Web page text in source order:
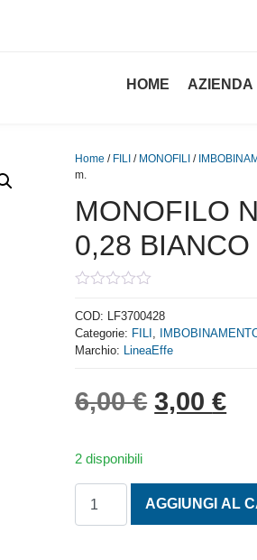
HOME AZIENDA
Home / FILI / MONOFILI /
m.
MONOFILO
0,28
out
of
5
COD: LF3700428
Categorie: FILI ,
Marchio: LineaEffe
6,00€ Il
3,00€Il
2 disponibili
AGGIUNGI AL